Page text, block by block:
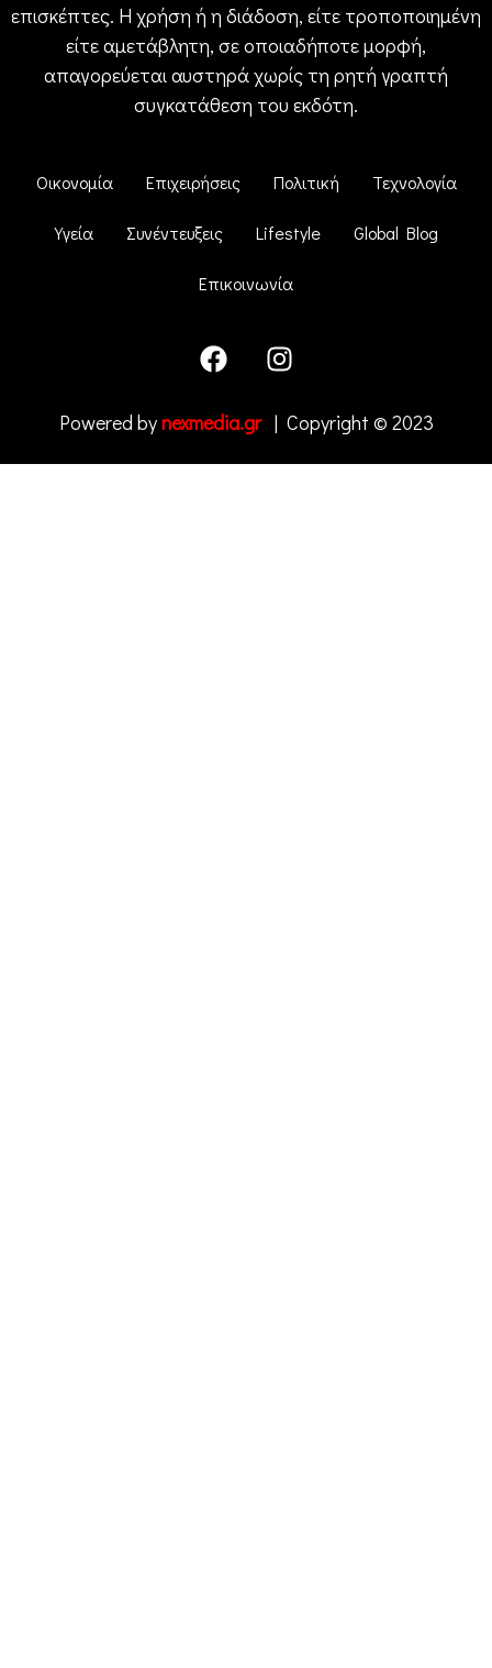
επισκέπτες. Η χρήση ή η διάδοση, είτε τροποποιημένη
είτε αμετάβλητη, σε οποιαδήποτε μορφή,
απαγορεύεται αυστηρά χωρίς τη ρητή γραπτή
συγκατάθεση του εκδότη.
Οικονομία Επιχειρήσεις Πολιτική Τεχνολογία
Υγεία Συνέντευξεις Lifestyle Global Blog
Επικοινωνία
Powered bynexmedia.gr| Copyright © 2023